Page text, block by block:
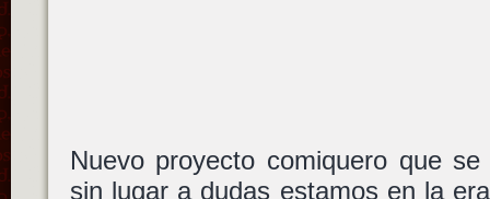
Nuevo proyecto comiquero que
sin lugar a dudas estamos en la